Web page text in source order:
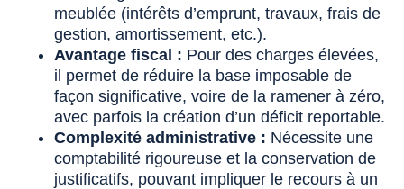
meublée (intérêts d’emprunt, travaux, frais de
gestion, amortissement, etc.).
Avantage fiscal : Pour des charges élevées,
il permet de réduire la base imposable de
façon significative, voire de la ramener à zéro,
avec parfois la création d’un déficit reportable.
Complexité administrative : Nécessite une
comptabilité rigoureuse et la conservation de
justificatifs, pouvant impliquer le recours à un